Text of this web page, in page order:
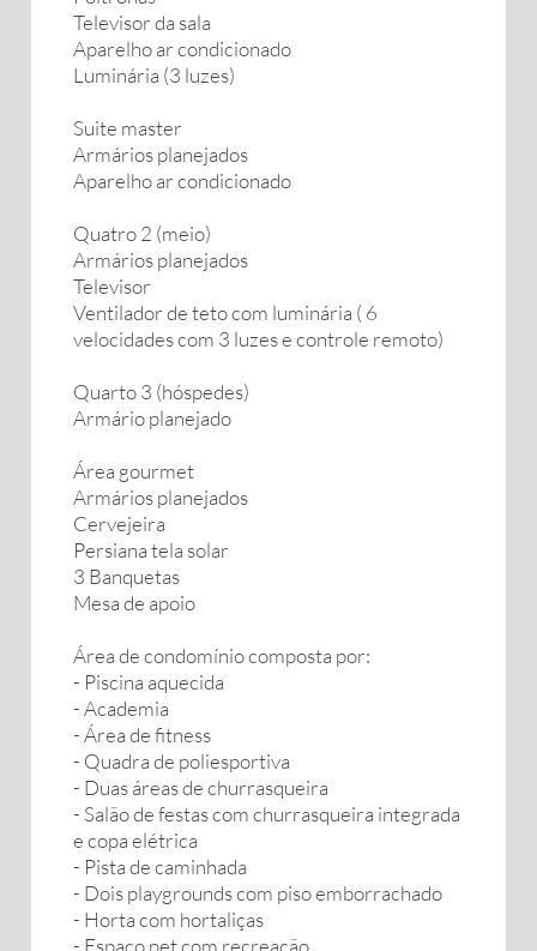
Televisor da sala
Aparelho ar condicionado
Luminária (3 luzes)
Suite master
Armários planejados
Aparelho ar condicionado
Quatro 2 (meio)
Armários planejados
Televisor
Ventilador de teto com luminária ( 6
velocidades com 3 luzes e controle remoto)
Quarto 3 (hóspedes)
Armário planejado
Área gourmet
Armários planejados
Cervejeira
Persiana tela solar
3 Banquetas ‎
Mesa de apoio
Área de condomínio composta por:
- Piscina aquecida
- Academia
- Área de fitness
- Quadra de poliesportiva
- Duas áreas de churrasqueira
- Salão de festas com churrasqueira integrada
e copa elétrica
- Pista de caminhada
- Dois playgrounds com piso emborrachado
- Horta com hortaliças
- Espaço pet com recreação